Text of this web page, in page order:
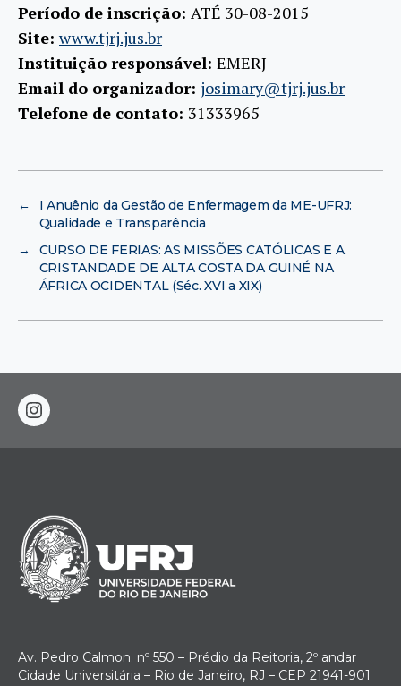
Período de inscrição: ATÉ 30-08-2015
Site:www.tjrj.jus.br
Instituição responsável: EMERJ
Email do organizador: josimary@tjrj.jus.br
Telefone de contato: 31333965
←
I Anuênio da Gestão de Enfermagem da ME-UFRJ:
Qualidade e Transparência
→
CURSO DE FERIAS: AS MISSÕES CATÓLICAS E A
CRISTANDADE DE ALTA COSTA DA GUINÉ NA
ÁFRICA OCIDENTAL (Séc. XVI a XIX)
instagram
Av. Pedro Calmon. nº 550 – Prédio da Reitoria, 2º andar
Cidade Universitária – Rio de Janeiro, RJ – CEP 21941-901